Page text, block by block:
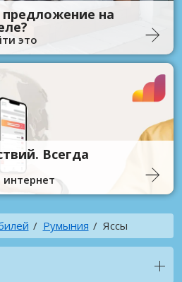
на
это
Всегда
Румыния Яссы